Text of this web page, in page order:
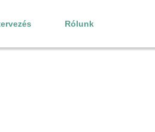
Rólunk